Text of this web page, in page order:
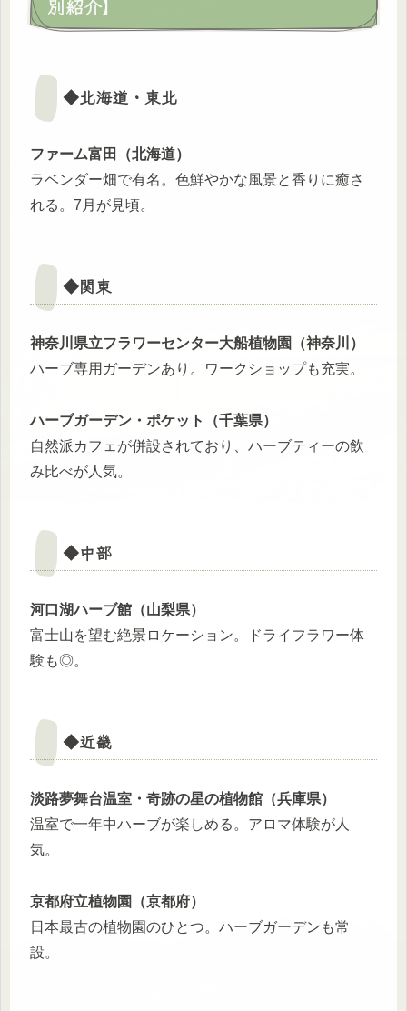
別紹介】
◆北海道・東北
ファーム富田（北海道）
ラベンダー畑で有名。色鮮やかな風景と香りに癒さ
れる。7月が見頃。
◆関東
神奈川県立フラワーセンター大船植物園（神奈川）
ハーブ専用ガーデンあり。ワークショップも充実。
ハーブガーデン・ポケット（千葉県）
自然派カフェが併設されており、ハーブティーの飲
み比べが人気。
◆中部
河口湖ハーブ館（山梨県）
富士山を望む絶景ロケーション。ドライフラワー体
験も◎。
◆近畿
淡路夢舞台温室・奇跡の星の植物館（兵庫県）
温室で一年中ハーブが楽しめる。アロマ体験が人
気。
京都府立植物園（京都府）
日本最古の植物園のひとつ。ハーブガーデンも常
設。